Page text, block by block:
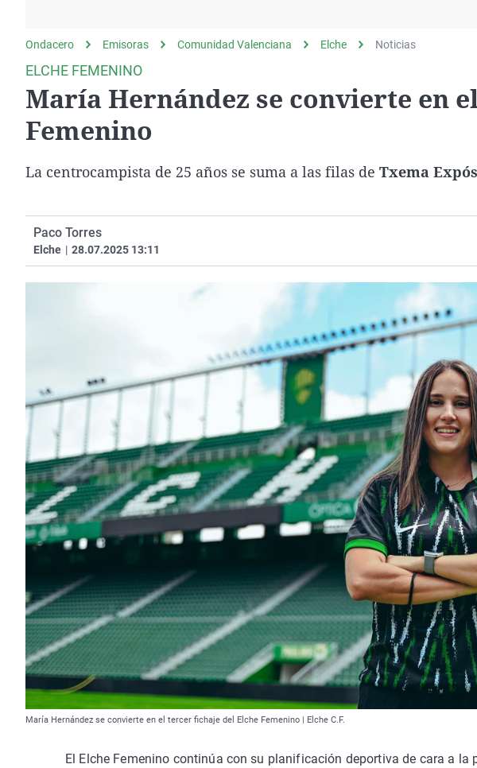
gato
Operación Viuda
Negra
Ondacero Emisoras Comunidad Valenciana Elche Noticias
ELCHE FEMENINO
María Hernández se convierte en
Femenino
La centrocampista de 25 años se suma a las filas de Txema
Paco Torres
Elche | 28.07.2025 13:11
María Hernández se convierte en el tercer fichaje del Elche Femenino | Elche C.F.
El Elche Femenino continúa con su planificación deportiva de cara a la